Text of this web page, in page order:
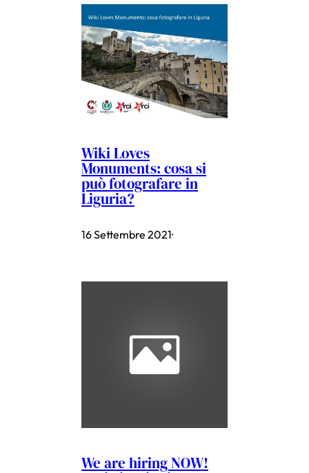
Wiki Loves
Monuments: cosa si
può fotografare in
Liguria?
16 Settembre 2021·
We are hiring NOW!